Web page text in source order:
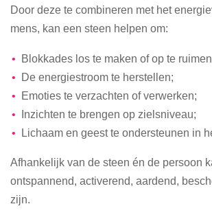
Door deze te combineren met het
mens, kan een steen helpen om:
Blokkades los te maken of op te
De energiestroom te herstellen;
Emoties te verzachten of verwerken;
Inzichten te brengen op zielsniveau;
Lichaam en geest te ondersteunen in
Afhankelijk van de steen én de persoon
ontspannend, activerend, aardend,
zijn.